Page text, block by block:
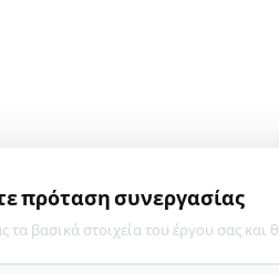
πρόταση συνεργασίας
τα βασικά στοιχεία του έργου σας και